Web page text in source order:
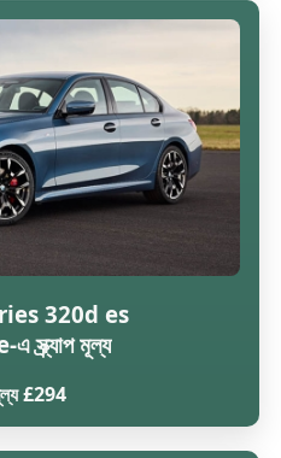
320d es
স্ক্র্যাপ মূল্য
মূল্য £294